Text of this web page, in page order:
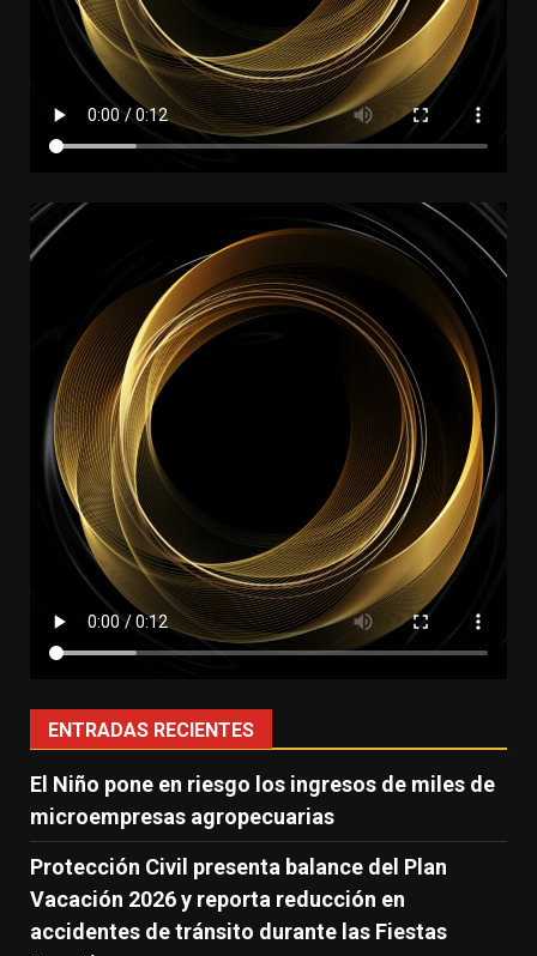
ENTRADAS RECIENTES
El Niño pone en riesgo los ingresos de miles de
microempresas agropecuarias
Protección Civil presenta balance del Plan
Vacación 2026 y reporta reducción en
accidentes de tránsito durante las Fiestas